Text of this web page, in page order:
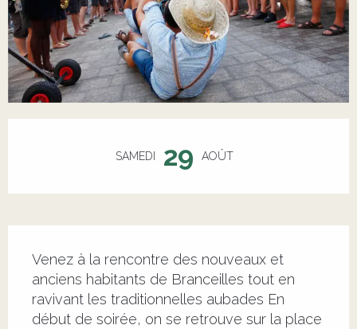
SAMEDI 29 AOÛT
Venez à la rencontre des nouveaux et
anciens habitants de Branceilles tout en
ravivant les traditionnelles aubades En
début de soirée, on se retrouve sur la place